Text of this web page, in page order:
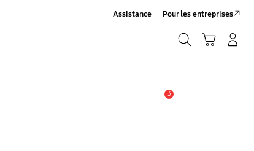
Assistance Pour les entreprises
3